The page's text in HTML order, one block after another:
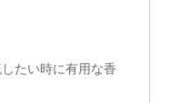
たい時に有用な香